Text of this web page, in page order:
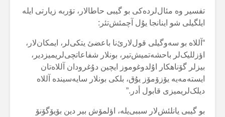
تفسیر وە مئال‌لردەکی بو گیبی حاطالار، تۆربە زیارتی ایلە
ایلگیلی شو اینانجا یۇل آچمئش‌تئر:
“آللاە بو سەوگیلی قول‌لارئ‌نا باعضئ یتکی‌لر، ایمکان‌لار،
اؤزللیک‌لر باحشەتمیش‌تیر، بونلار شفاعاتچی‌لریمیزدیر،
بیزلر گۆناهکار اۇلدوغوموز ایچین دۇغرودان آللاەتان
ایستەمەیە یۆزۆمۆز یۇق، بلکی بونلار سایەسیندە آللاە
دیلک‌لریمیزی قابول أدر.”
بو گیبی یانلئش‌لار سببی‌یلە، اؤلمۆش بیر دین بۆیۆگۆنۆ